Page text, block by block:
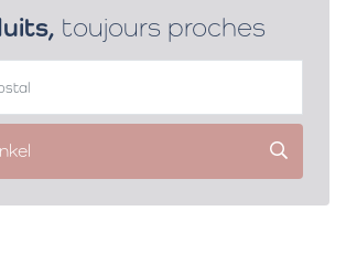
toujours proches